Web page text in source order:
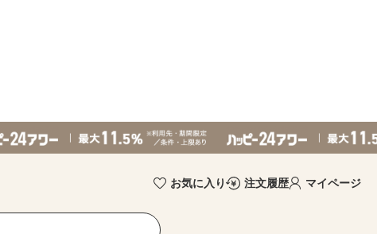
お気に入り 注文履歴 マイページ